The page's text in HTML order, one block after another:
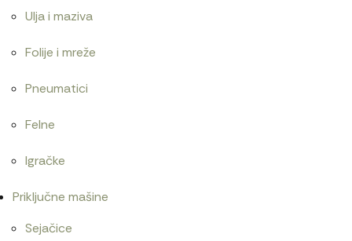
Ulja i maziva
Folije i mreže
Pneumatici
Felne
Igračke
Priključne mašine
Sejačice